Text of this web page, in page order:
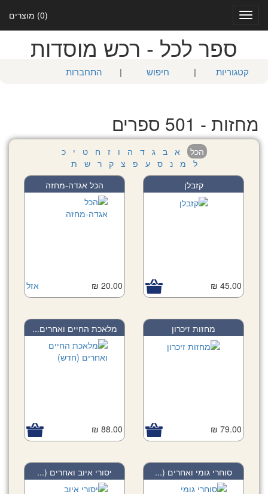
(0) מוצרים
Toggle
navigation
ספר לכל - רכש מוסדות
קטגוריות | חיפוש | התחברות
מחזות - 501 ספרים
הכל א ב ג ד ה ו ז ח ט י
כ
ל
מ נ ס ע פ צ ק ר ש
ת
קזבלן
45.00 ₪
הכל אגדה-מחזה
אזל 20.00 ₪
מחזות זיכרון
79.00 ₪
מלאכת החיים ואחרים...
88.00 ₪
סוחרי גומי ואחרים (... יסורי איוב ואחרים (...